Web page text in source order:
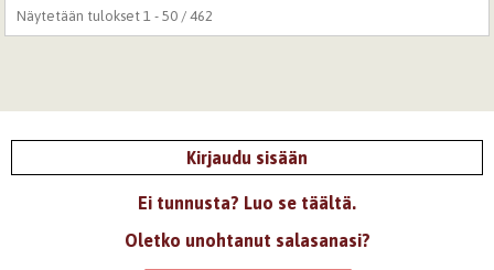
Näytetään tulokset 1 - 50 / 462
Kirjaudu sisään
Ei tunnusta? Luo se täältä.
Oletko unohtanut salasanasi?